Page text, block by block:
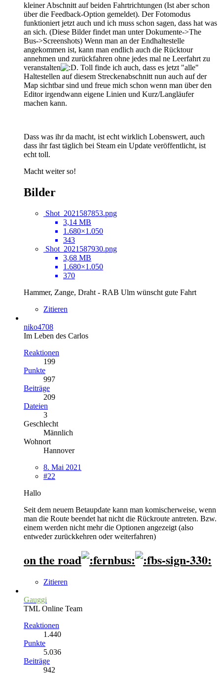
kleiner Abschnitt auf beiden Fahrtrichtungen (Ist aber schon
über die Feedback-Option gemeldet). Der Fotomodus
funktioniert jetzt auch und ich muss schon sagen, dass hat was
an sich. (Diese Bilder findet man unter Dokumente->The
Bus->Screenshots) Wenn man an der Endhaltestelle
angekommen ist, kann man endlich auch die Rücktour
annehmen und zurückfahren ohne jedes mal ne Leerfahrt zu
veranstalten
. Toll finde ich auch, dass es jetzt "alle"
Haltestellen auf diesem Streckenabschnitt nun auch auf der
Map sichtbar sind und freue mich schon wenn man über den
Editor irgendwann eigene Linien und Kurz/Langläufer
machen kann.
Dass was ihr da macht, ist echt wirklich Lobenswert, auch
dass ihr fast täglich bei Steam ein Update veröffentlicht, ist
echt toll.
Macht weiter so!
Bilder
Shot_2021587853.png
3,14 MB
1.680×1.050
343
Shot_2021587930.png
3,68 MB
1.680×1.050
370
Hammer, Zange, Draht - RAB Ulm wünscht gute Fahrt
Zitieren
niko4708
Im Leben des Carlos
Reaktionen
199
Punkte
997
Beiträge
209
Dateien
3
Geschlecht
Männlich
Wohnort
Hannover
8. Mai 2021
#22
Hallo
Seit dem neuem Betaupdate kann man komischerweise, wenn
man die Route beendet hat nicht die Rückroute antreten. Bzw.
einem werden nicht mehr die Optionen angezeigt (also
entweder zurückkehren oder weiterfahren)
on the road
Zitieren
Gauggi
TML Online Team
Reaktionen
1.440
Punkte
5.036
Beiträge
942